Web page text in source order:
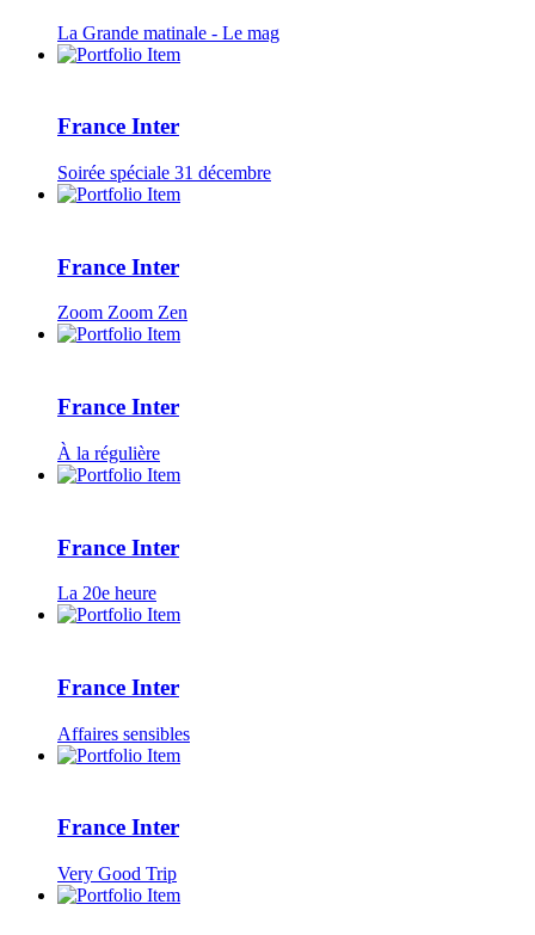
La Grande matinale - Le mag
France Inter
Soirée spéciale 31 décembre
France Inter
Zoom Zoom Zen
France Inter
À la régulière
France Inter
La 20e heure
France Inter
Affaires sensibles
France Inter
Very Good Trip